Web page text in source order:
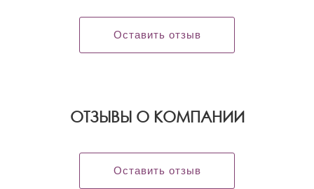
Оставить отзыв
OТЗЫВЫ О КОМПАНИИ
Оставить отзыв